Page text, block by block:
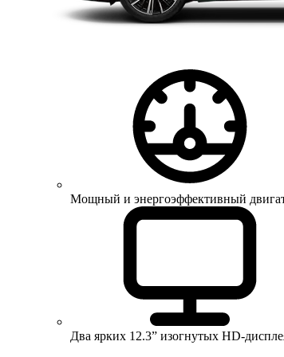
Мощный и энергоэффективный
Два ярких 12.3” изогнутых HD-